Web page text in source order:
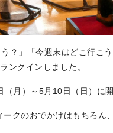
う？」「今週末はどこ行こ
ンクインしました。
（月）～5月10日（日）に
ークのおでかけはもちろん